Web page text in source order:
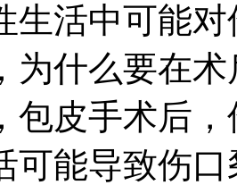
生活中可能
什么要在术
皮手术后，
可能导致伤